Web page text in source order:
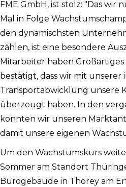
FME GmbH, ist stolz: "Das wir
Mal in Folge
den dynamischsten
zählen, ist eine besondere
Mitarbeiter haben
bestätigt, dass wir mit unserer
Transportabwicklung unsere
überzeugt haben. In den
konnten wir unseren
damit unsere eigenen
Um den Wachstumskurs
Sommer am Standort
Bürogebäude in Thörey am